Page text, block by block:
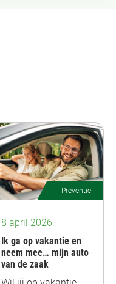
Preventie
8 april 2026
Ik ga op vakantie en
neem mee… mijn auto
van de zaak